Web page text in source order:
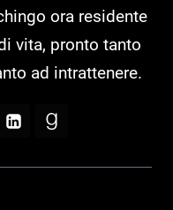
ora residente
vita, pronto tanto
ad intrattenere.